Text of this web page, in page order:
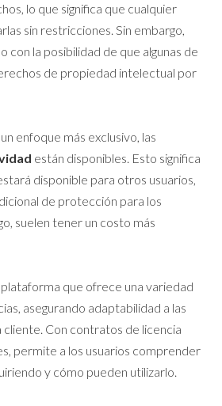
lo que significa que cualquier
sin restricciones. Sin embargo,
con la posibilidad de que algunas de
de propiedad intelectual por
enfoque más exclusivo, las
están disponibles. Esto significa
disponible para otros usuarios,
de protección para los
suelen tener un costo más
que ofrece una variedad
asegurando adaptabilidad a las
cliente. Con contratos de licencia
permite a los usuarios comprender
y cómo pueden utilizarlo.